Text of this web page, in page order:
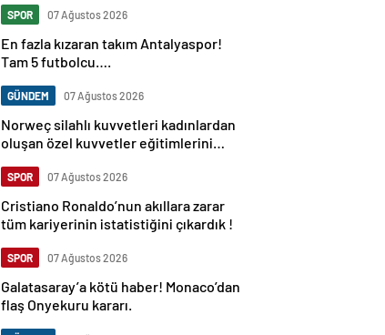
SPOR 07 Ağustos 2026
En fazla kızaran takım Antalyaspor!
Tam 5 futbolcu….
GÜNDEM 07 Ağustos 2026
Norweç silahlı kuvvetleri kadınlardan
oluşan özel kuvvetler eğitimlerini
SPOR 07 Ağustos 2026
Cristiano Ronaldo’nun akıllara zarar
tüm kariyerinin istatistiğini çıkardık !
SPOR 07 Ağustos 2026
Galatasaray’a kötü haber! Monaco’dan
flaş Onyekuru kararı.